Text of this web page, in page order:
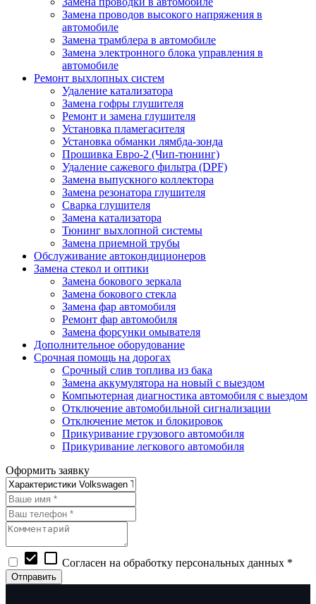
Замена проводов высокого напряжения в
автомобиле
Замена трамблера в автомобиле
Замена электронного блока управления в
автомобиле
Ремонт выхлопных систем
Удаление катализатора
Замена гофры глушителя
Ремонт и замена глушителя
Установка пламегасителя
Установка обманки лямбда-зонда
Прошивка Евро-2 (Чип-тюнинг)
Удаление сажевого фильтра (DPF)
Замена выпускного коллектора
Замена резонатора глушителя
Сварка глушителя
Замена катализатора
Тюнинг выхлопной системы
Замена приемной трубы
Обслуживание автокондиционеров
Замена стекол и оптики
Замена бокового зеркала
Замена бокового стекла
Замена фар автомобиля
Ремонт фар автомобиля
Замена форсунки омывателя
Дополнительное оборудование
Срочная помощь на дорогах
Срочный слив топлива из бака
Замена аккумулятора на новый с выездом
Компьютерная диагностика автомобиля с выездом
Отключение автомобильной сигнализации
Отключение меток и блокировок
Прикуривание грузового автомобиля
Прикуривание легкового автомобиля
Оформить заявку
check_box check_box_outline_blank Согласен на обработку персональных данных *